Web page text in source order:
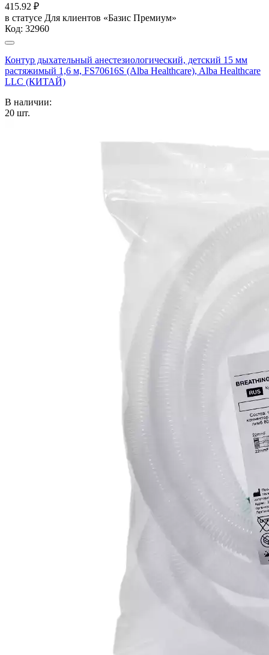
415.92 ₽
в статусе Для клиентов «Базис Премиум»
Код: 32960
Контур дыхательный анестезиологический, детский 15 мм
растяжимый 1,6 м, FS70616S (Alba Healthcare), Alba Healthcare
LLC (КИТАЙ)
В наличии:
20 шт.